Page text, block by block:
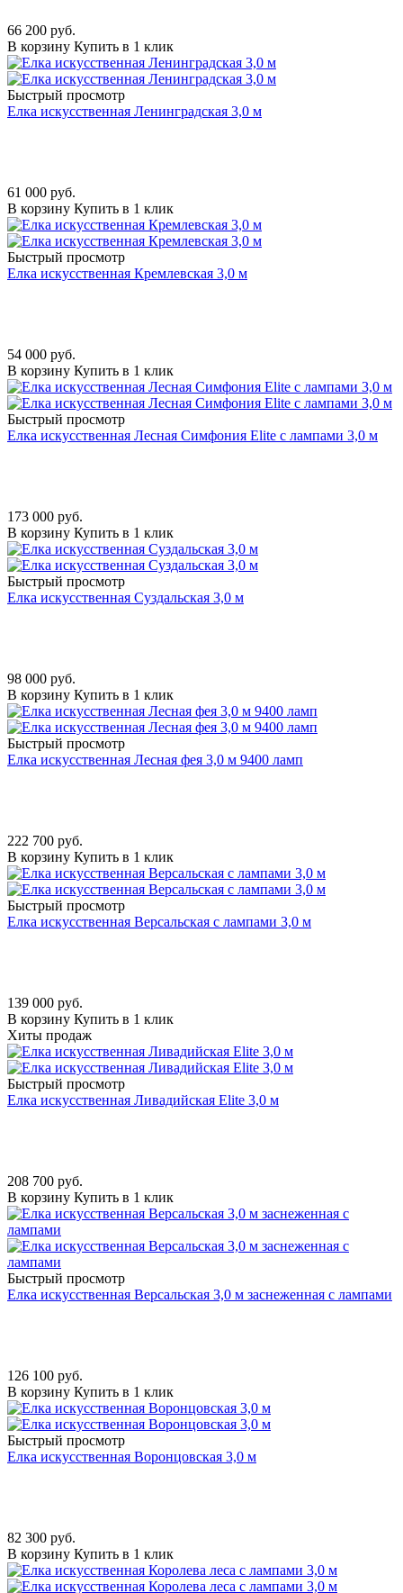
66 200 руб.
В корзину Купить в 1 клик
Быстрый просмотр
Елка искусственная Ленинградская 3,0 м
61 000 руб.
В корзину Купить в 1 клик
Быстрый просмотр
Елка искусственная Кремлевская 3,0 м
54 000 руб.
В корзину Купить в 1 клик
Быстрый просмотр
Елка искусственная Лесная Симфония Elite с лампами 3,0 м
173 000 руб.
В корзину Купить в 1 клик
Быстрый просмотр
Елка искусственная Суздальская 3,0 м
98 000 руб.
В корзину Купить в 1 клик
Быстрый просмотр
Елка искусственная Лесная фея 3,0 м 9400 ламп
222 700 руб.
В корзину Купить в 1 клик
Быстрый просмотр
Елка искусственная Версальская с лампами 3,0 м
139 000 руб.
В корзину Купить в 1 клик
Хиты продаж
Быстрый просмотр
Елка искусственная Ливадийская Elite 3,0 м
208 700 руб.
В корзину Купить в 1 клик
Быстрый просмотр
Елка искусственная Версальская 3,0 м заснеженная с лампами
126 100 руб.
В корзину Купить в 1 клик
Быстрый просмотр
Елка искусственная Воронцовская 3,0 м
82 300 руб.
В корзину Купить в 1 клик